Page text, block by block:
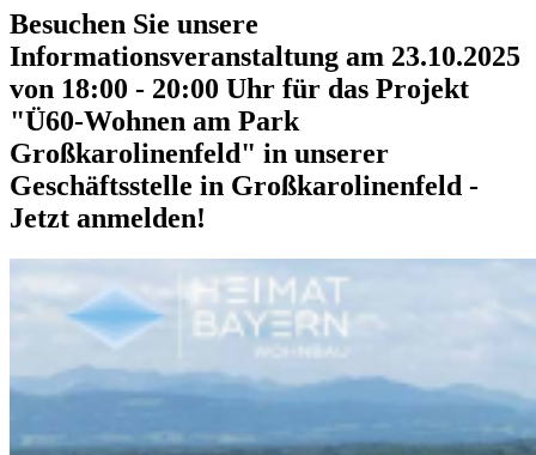
Besuchen Sie unsere
Informationsveranstaltung am 23.10.2025
von 18:00 - 20:00 Uhr für das Projekt
"Ü60-Wohnen am Park
Großkarolinenfeld" in unserer
Geschäftsstelle in Großkarolinenfeld -
Jetzt anmelden!